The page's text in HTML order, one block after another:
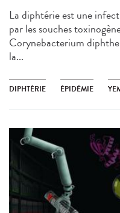
La diphtérie est une
par les souches
Corynebacterium
la...
DIPHTÉRIE ÉPIDÉMIE